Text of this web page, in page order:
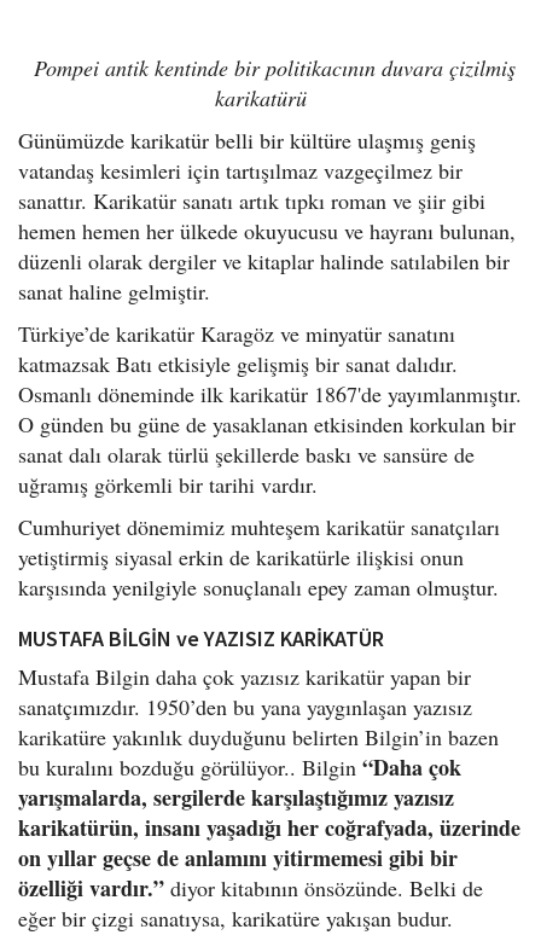
Pompei antik kentinde bir politikacının duvara çizilmiş
karikatürü
Günümüzde karikatür belli bir kültüre ulaşmış geniş
vatandaş kesimleri için tartışılmaz vazgeçilmez bir
sanattır. Karikatür sanatı artık tıpkı roman ve şiir gibi
hemen hemen her ülkede okuyucusu ve hayranı bulunan,
düzenli olarak dergiler ve kitaplar halinde satılabilen bir
sanat haline gelmiştir.
Türkiye’de karikatür Karagöz ve minyatür sanatını
katmazsak Batı etkisiyle gelişmiş bir sanat dalıdır.
Osmanlı döneminde ilk karikatür 1867'de yayımlanmıştır.
O günden bu güne de yasaklanan etkisinden korkulan bir
sanat dalı olarak türlü şekillerde baskı ve sansüre de
uğramış görkemli bir tarihi vardır.
Cumhuriyet dönemimiz muhteşem karikatür sanatçıları
yetiştirmiş siyasal erkin de karikatürle ilişkisi onun
karşısında yenilgiyle sonuçlanalı epey zaman olmuştur.
MUSTAFA BİLGİN ve YAZISIZ KARİKATÜR
Mustafa Bilgin daha çok yazısız karikatür yapan bir
sanatçımızdır. 1950’den bu yana yaygınlaşan yazısız
karikatüre yakınlık duyduğunu belirten Bilgin’in bazen
bu kuralını bozduğu görülüyor.. Bilgin “Daha çok
yarışmalarda, sergilerde karşılaştığımız yazısız
karikatürün, insanı yaşadığı her coğrafyada, üzerinde
on yıllar geçse de anlamını yitirmemesi gibi bir
özelliği vardır.” diyor kitabının önsözünde. Belki de
eğer bir çizgi sanatıysa, karikatüre yakışan budur.